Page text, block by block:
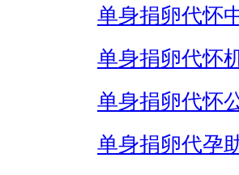
单身捐卵代怀
单身捐卵代怀
单身捐卵代怀
单身捐卵代孕